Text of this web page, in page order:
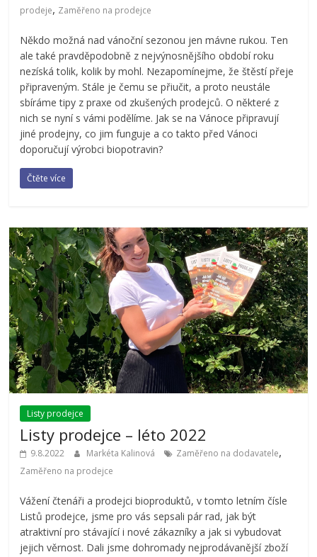
prodeje, Zaměřeno na prodejce
Někdo možná nad vánoční sezonou jen mávne rukou. Ten
ale také pravděpodobně z nejvýnosnějšího období roku
nezíská tolik, kolik by mohl. Nezapomínejme, že štěstí přeje
připraveným. Stále je čemu se přiučit, a proto neustále
sbíráme tipy z praxe od zkušených prodejců. O některé z
nich se nyní s vámi podělíme. Jak se na Vánoce připravují
jiné prodejny, co jim funguje a co takto před Vánoci
doporučují výrobci biopotravin?
Čtěte více
Listy prodejce
Listy prodejce – léto 2022
9.8.2022 Markéta Kalinová Zaměřeno na dodavatele,
Zaměřeno na prodejce
Vážení čtenáři a prodejci bioproduktů, v tomto letním čísle
Listů prodejce, jsme pro vás sepsali pár rad, jak být
atraktivní pro stávající i nové zákazníky a jak si vybudovat
jejich věrnost. Dali jsme dohromady nejprodávanější zboží